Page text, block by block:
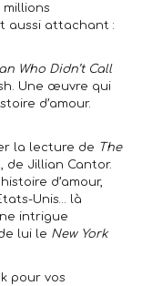
aussi attachant :
Who Didn’t Call
Une œuvre qui
d’amour.
la lecture de
The
de Jillian Cantor.
d’amour,
Unis… là
intrigue
lui le New York
pour vos